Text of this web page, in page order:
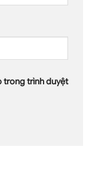
trong trình duyệt